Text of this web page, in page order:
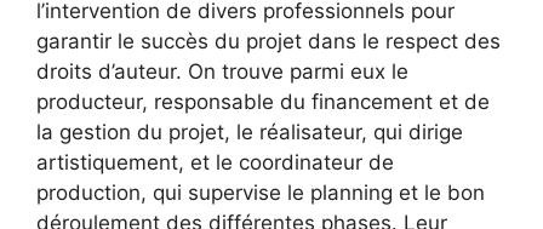
l’intervention de divers professionnels pour
garantir le succès du projet dans le respect des
droits d’auteur. On trouve parmi eux le
producteur, responsable du financement et de
la gestion du projet, le réalisateur, qui dirige
artistiquement, et le coordinateur de
production, qui supervise le planning et le bon
déroulement des différentes phases. Leur